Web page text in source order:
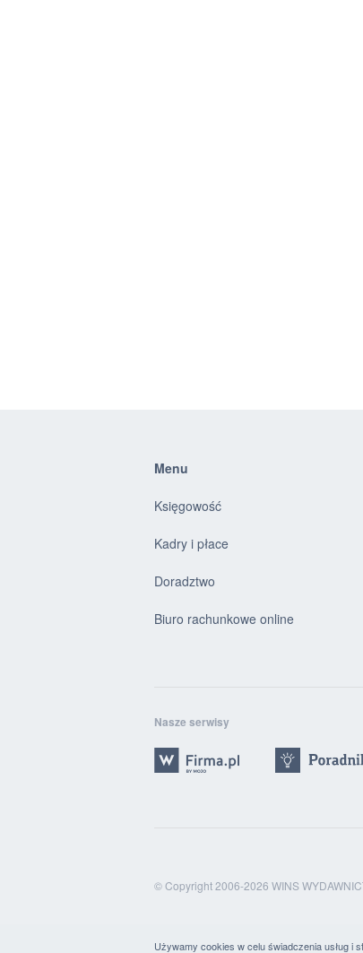
Menu
Księgowość
Kadry i płace
Doradztwo
Biuro rachunkowe online
Nasze serwisy
© Copyright 2006-2026 WINS
Używamy cookies w celu świadczenia usług i